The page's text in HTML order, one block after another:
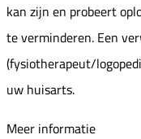
kan zijn en probeert
te verminderen. Een
(fysiotherapeut/
uw huisarts.
Meer informatie